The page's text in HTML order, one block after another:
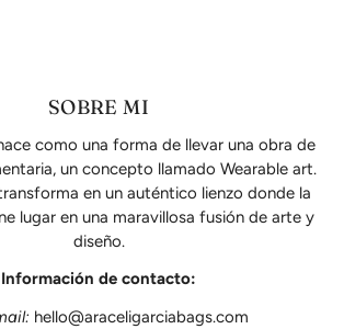
SOBRE MI
como una forma de llevar una obra de
un concepto llamado Wearable art.
en un auténtico lienzo donde la
lugar en una maravillosa fusión de arte y
diseño.
Información de contacto:
hello@araceligarciabags.com